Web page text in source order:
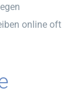
online oft